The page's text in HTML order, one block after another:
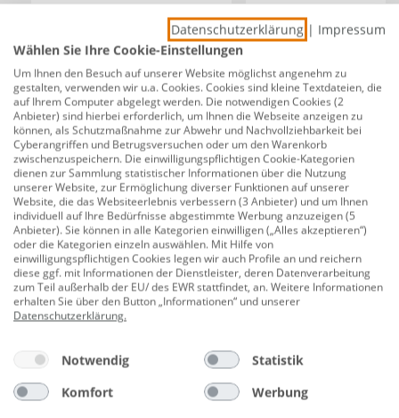
Marley HT-Bogen DN 50 30°
Produktnummer:0782141760
Hochtemperaturrohr (kurz: HT oder HT-Rohr), wird für
Abwasserleitungen in Gebäuden verwendet und ist bis
90 °C wärmebeständig. Die grauen Rohre aus
Polypropylen (PP) sind außerdem resistent gegen
Salze, Laugen und Säuren. HT-Rohr gibt es in den
Größen DN 40 bis DN 110 und in Längen zwischen 150
und 2000 mm. Bögen und Abzweige sind mit Winkeln
von 15° bis 87,5° erhältlich.
Durchmesser: 50 mm
Materialstärke: 1,8 mm
Datenschutzerklärung | Impressum
Wählen Sie Ihre Cookie-Einstellungen
Um Ihnen den Besuch auf unserer Website möglichst angenehm zu
gestalten, verwenden wir u.a. Cookies. Cookies sind kleine Textdateien, die
auf Ihrem Computer abgelegt werden. Die notwendigen Cookies (2
Anbieter) sind hierbei erforderlich, um Ihnen die Webseite anzeigen zu
können, als Schutzmaßnahme zur Abwehr und Nachvollziehbarkeit bei
Cyberangriffen und Betrugsversuchen oder um den Warenkorb
zwischenzuspeichern. Die einwilligungspflichtigen Cookie-Kategorien
dienen zur Sammlung statistischer Informationen über die Nutzung
unserer Website, zur Ermöglichung diverser Funktionen auf unserer
Website, die das Websiteerlebnis verbessern (3 Anbieter) und um Ihnen
individuell auf Ihre Bedürfnisse abgestimmte Werbung anzuzeigen (5
Anbieter). Sie können in alle Kategorien einwilligen („Alles akzeptieren“)
oder die Kategorien einzeln auswählen. Mit Hilfe von
einwilligungspflichtigen Cookies legen wir auch Profile an und reichern
diese ggf. mit Informationen der Dienstleister, deren Datenverarbeitung
zum Teil außerhalb der EU/ des EWR stattfindet, an. Weitere Informationen
erhalten Sie über den Button „Informationen“ und unserer
Datenschutzerklärung.
Notwendig
Statistik
Komfort
Werbung